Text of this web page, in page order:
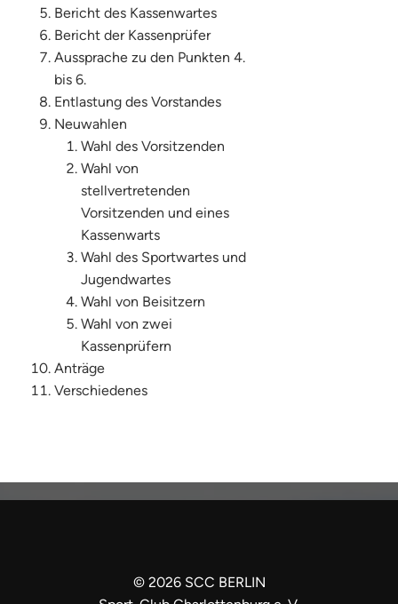
Bericht des Kassenwartes
Bericht der Kassenprüfer
Aussprache zu den Punkten 4.
bis 6.
Entlastung des Vorstandes
Neuwahlen
Wahl des Vorsitzenden
Wahl von
stellvertretenden
Vorsitzenden und eines
Kassenwarts
Wahl des Sportwartes und
Jugendwartes
Wahl von Beisitzern
Wahl von zwei
Kassenprüfern
Anträge
Verschiedenes
© 2026SCC BERLIN